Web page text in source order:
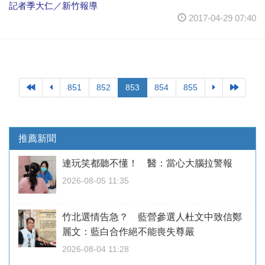
記者季大仁／新竹報導
2017-04-29 07:40
851 852 853 854 855
推薦新聞
連玩笑都聽不懂！ 醫：當心大腦拉警報
2026-08-05 11:35
竹北選情告急？ 藍營參選人杜文中致信鄭
麗文：藍白合作絕不能喪失尊嚴
2026-08-04 11:28